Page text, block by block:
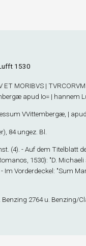
1530
ET MORIBVS |
apud Io= | hannem
VVittembergæ, |
84 ungez. Bl.
(4). - Auf dem
1530): "D.
- Im Vorderdeckel: "Sum
Benzing 2764 u. Benzing/